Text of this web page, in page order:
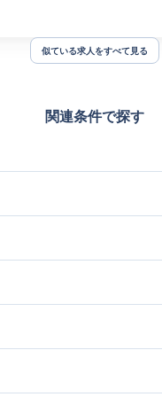
似ている求人をすべて見る
関連条件で探す